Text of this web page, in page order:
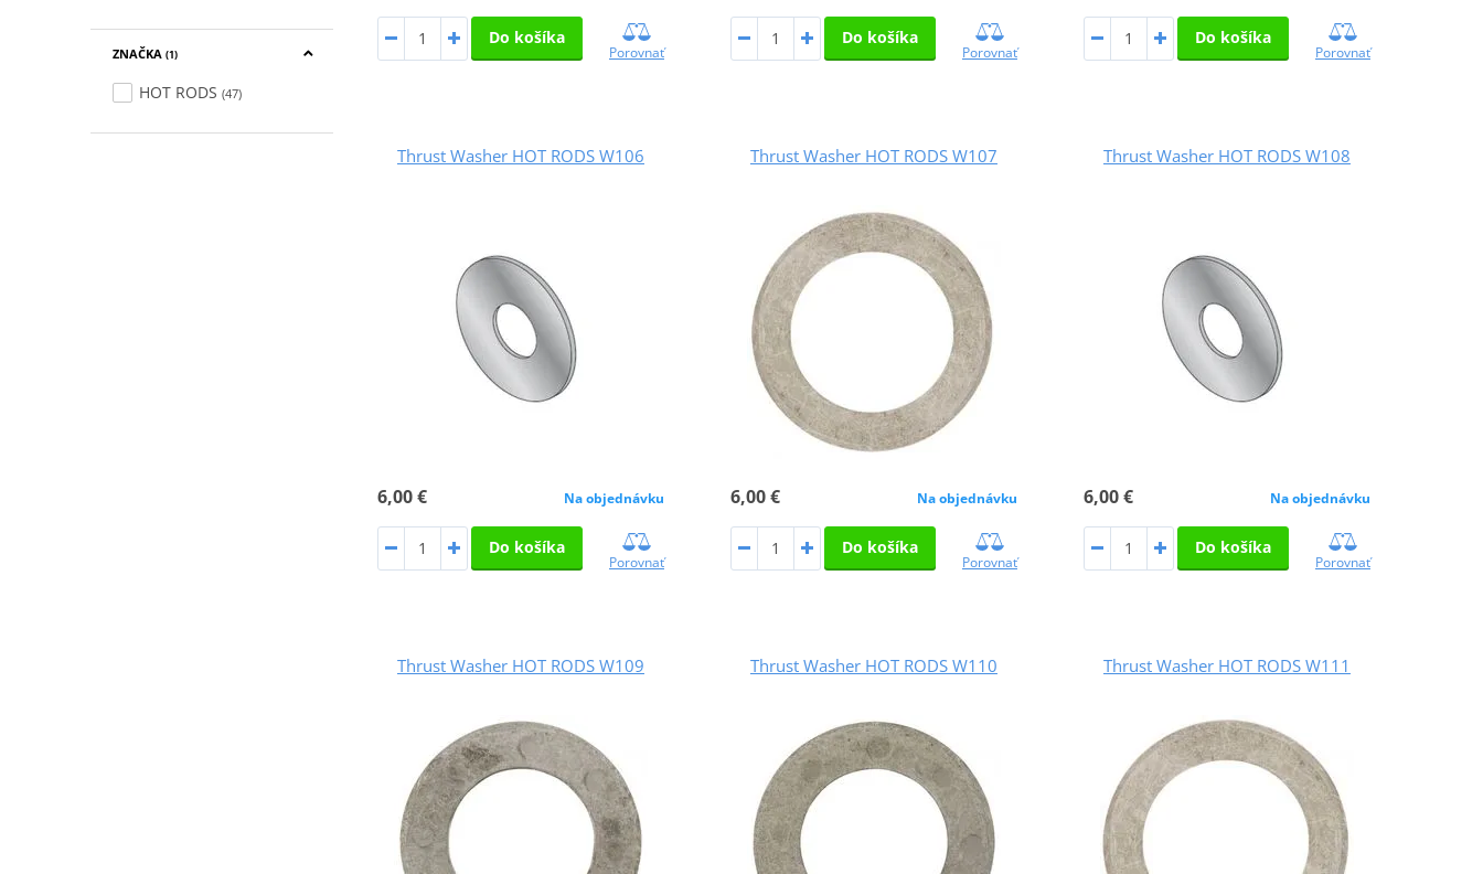
ZNAČKA (1)
HOT RODS (47)
Do košíka
Porovnať
Do košíka
Porovnať
Do košíka
Porovnať
Thrust Washer HOT RODS W106
6,00 € Na objednávku
Do košíka
Porovnať
Thrust Washer HOT RODS W107
6,00 € Na objednávku
Do košíka
Porovnať
Thrust Washer HOT RODS W108
6,00 € Na objednávku
Do košíka
Porovnať
Thrust Washer HOT RODS W109 Thrust Washer HOT RODS W110 Thrust Washer HOT RODS W111